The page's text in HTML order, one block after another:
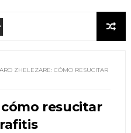
ZHELEZARE: CÓMO RESUCITAR
resucitar